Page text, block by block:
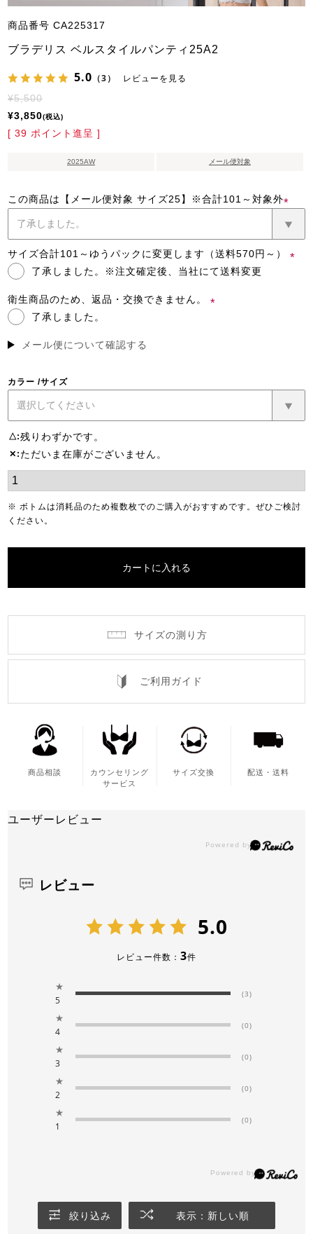
商品番号 CA225317
ブラデリス ベルスタイルパンティ25A2
5.0 （3） レビューを見る
¥5,500
¥3,850 税込
[ 39 ポイント進呈 ]
2025AW メール便対象
この商品は【メール便対象 サイズ25】※合計101～対象外
(必
須)
サイズ合計101～ゆうパックに変更します（送料570円～）
了承しました。※注文確定後、当社にて送料変更
衛生商品のため、返品・交換できません。
了承しました。
メール便について確認する
カラー サイズ
△ 残りわずかです。
✕ ただいま在庫がございません。
※ ボトムは消耗品のため複数枚でのご購入がおすすめです。ぜひご検討
ください。
カートに入れる
サイズの測り方
ご利用ガイド
商品相談
カウンセリング
サービス
サイズ交換 配送・送料
ユーザーレビュー
レビュー
5.0
レビュー件数： 3件
★
5
(3)
★
4
(0)
★
3
(0)
★
2
(0)
★
1
(0)
絞り込み 表示：新しい順